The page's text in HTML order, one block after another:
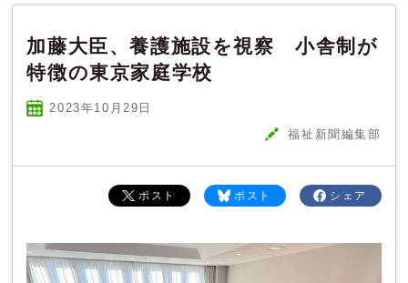
加藤大臣、養護施設を視察 小舎制が
特徴の東京家庭学校
2023年10 月29 日
福祉新聞編集部
シェア
ポスト
ポスト